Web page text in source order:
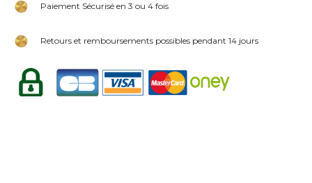
Paiement Sécurisé en 3 ou 4 fois
Retours et remboursements possibles pendant 14 jours